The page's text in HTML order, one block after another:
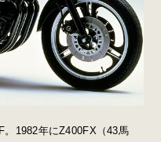
1982年にZ400FX（43馬